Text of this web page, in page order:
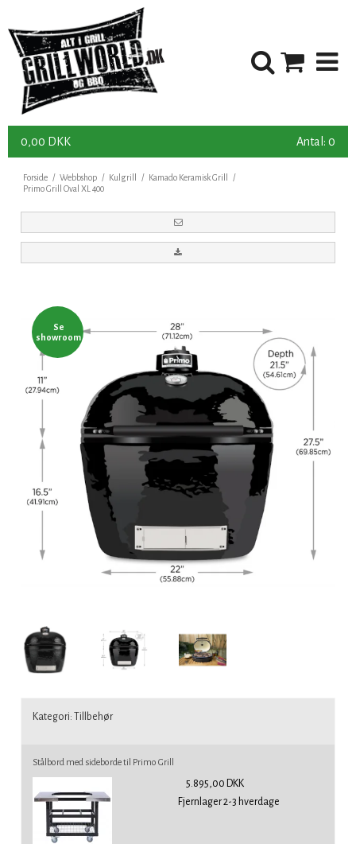
0,00 DKK Antal: 0
Forside / Webbshop / Kulgrill / Kamado Keramisk Grill
/
Primo Grill Oval XL 400
Se
showroom
Kategori: Tillbehør
Stålbord med sideborde til Primo Grill
5.895,00 DKK
Fjernlager 2-3 hverdage